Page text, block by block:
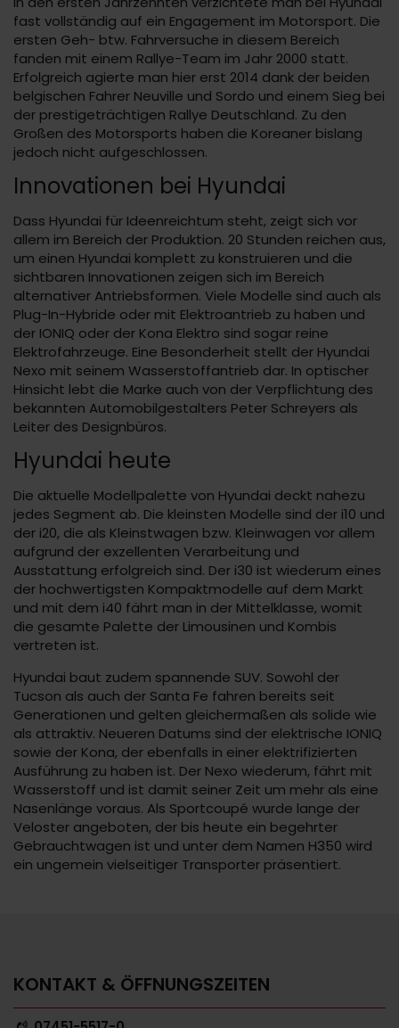
fast vollständig auf ein Engagement im Motorsport. Die
ersten Geh- btw. Fahrversuche in diesem Bereich
fanden mit einem Rallye-Team im Jahr 2000 statt.
Erfolgreich agierte man hier erst 2014 dank der beiden
belgischen Fahrer Neuville und Sordo und einem Sieg bei
der prestigeträchtigen Rallye Deutschland. Zu den
Großen des Motorsports haben die Koreaner bislang
jedoch nicht aufgeschlossen.
Innovationen bei Hyundai
Dass Hyundai für Ideenreichtum steht, zeigt sich vor
allem im Bereich der Produktion. 20 Stunden reichen aus,
um einen Hyundai komplett zu konstruieren und die
sichtbaren Innovationen zeigen sich im Bereich
alternativer Antriebsformen. Viele Modelle sind auch als
Plug-In-Hybride oder mit Elektroantrieb zu haben und
der IONIQ oder der Kona Elektro sind sogar reine
Elektrofahrzeuge. Eine Besonderheit stellt der Hyundai
Nexo mit seinem Wasserstoffantrieb dar. In optischer
Hinsicht lebt die Marke auch von der Verpflichtung des
bekannten Automobilgestalters Peter Schreyers als
Leiter des Designbüros.
Hyundai heute
Die aktuelle Modellpalette von Hyundai deckt nahezu
jedes Segment ab. Die kleinsten Modelle sind der i10 und
der i20, die als Kleinstwagen bzw. Kleinwagen vor allem
aufgrund der exzellenten Verarbeitung und
Ausstattung erfolgreich sind. Der i30 ist wiederum eines
der hochwertigsten Kompaktmodelle auf dem Markt
und mit dem i40 fährt man in der Mittelklasse, womit
die gesamte Palette der Limousinen und Kombis
vertreten ist.
Hyundai baut zudem spannende SUV. Sowohl der
Tucson als auch der Santa Fe fahren bereits seit
Generationen und gelten gleichermaßen als solide wie
als attraktiv. Neueren Datums sind der elektrische IONIQ
sowie der Kona, der ebenfalls in einer elektrifizierten
Ausführung zu haben ist. Der Nexo wiederum, fährt mit
Wasserstoff und ist damit seiner Zeit um mehr als eine
Nasenlänge voraus. Als Sportcoupé wurde lange der
Veloster angeboten, der bis heute ein begehrter
Gebrauchtwagen ist und unter dem Namen H350 wird
ein ungemein vielseitiger Transporter präsentiert.
KONTAKT & ÖFFNUNGSZEITEN